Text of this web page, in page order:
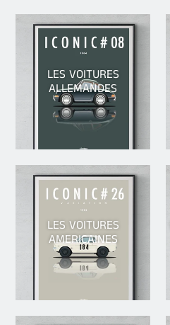
LES VOITURES
ALLEMANDES
LES VOITURES
AMERICAINES